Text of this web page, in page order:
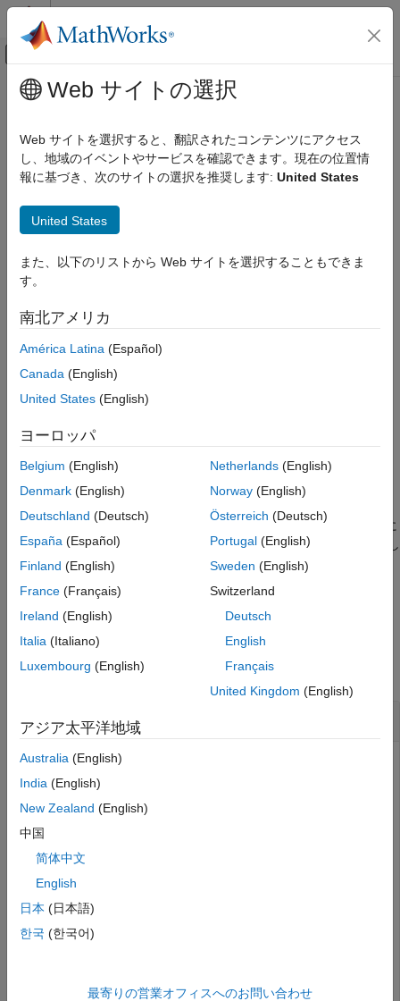
コンテンツへスキップ
オフキャンバス ナビゲーション メ
ドキュメンテーションのホーム
Symbolic Math Toolbox
数学
項目一覧
構文
例
入力引数
詳細
ヒント
バージョン履歴
メインコンテンツ
fourier
シンボリック式またはシンボリック関数のフーリエ変換
構文
FT = fourier(f,transVar)
FT = fourier(f,var,transVar)
説明
関数symvarは独立変数を決定し、
例
FT= fourier(
数として使用します。
例
= fourier( var, symvar(f,1) とw の代わりに
varとtransVar
をそれぞれ独立変数および変換変数として使用し
ます。
例
すべて折りたたむ
一般的な関数のフーリエ変換
一般的な関数のフーリエ変換を計算します。既定では、
関して変換されます。
syms
f = rectangularPulse(a,b,t);
-sin(a w)+cos(a w) iw+sin(b w)+cos(b
Web サイトの選択
Web サイトを選択すると、翻訳されたコンテンツにアクセス
し、地域のイベントやサービスを確認できます。現在の位置情
報に基づき、次のサイトの選択を推奨します: United States
United States
また、以下のリストから Web サイトを選択することもできま
す。
南北アメリカ
América Latina (Español)
Canada (English)
United States (English)
ヨーロッパ
Belgium (English)
Denmark (English)
Deutschland (Deutsch)
España (Español)
Finland (English)
France (Français)
Ireland (English)
Italia (Italiano)
Luxembourg (English)
Netherlands(English)
Norway(English)
Österreich (Deutsch)
Portugal(English)
Sweden (English)
Switzerland
Deutsch
English
Français
United Kingdom (English)
アジア太平洋地域
Australia (English)
India (English)
New Zealand (English)
中国
简体中文
English
日本 (日本語)
한국 (한국어)
最寄りの営業オフィスへのお問い合わせ